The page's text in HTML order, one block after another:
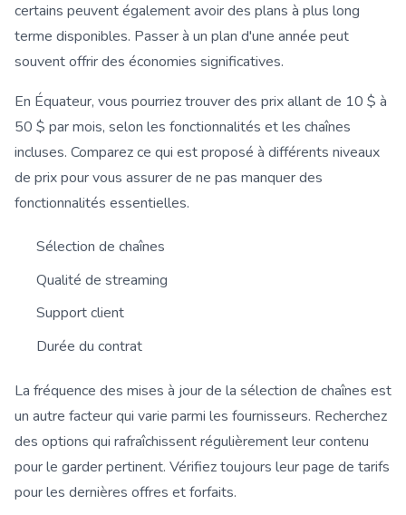
certains peuvent également avoir des plans à plus long
terme disponibles. Passer à un plan d'une année peut
souvent offrir des économies significatives.
En Équateur, vous pourriez trouver des prix allant de 10 $ à
50 $ par mois, selon les fonctionnalités et les chaînes
incluses. Comparez ce qui est proposé à différents niveaux
de prix pour vous assurer de ne pas manquer des
fonctionnalités essentielles.
Sélection de chaînes
Qualité de streaming
Support client
Durée du contrat
La fréquence des mises à jour de la sélection de chaînes est
un autre facteur qui varie parmi les fournisseurs. Recherchez
des options qui rafraîchissent régulièrement leur contenu
pour le garder pertinent. Vérifiez toujours leur page de tarifs
pour les dernières offres et forfaits.